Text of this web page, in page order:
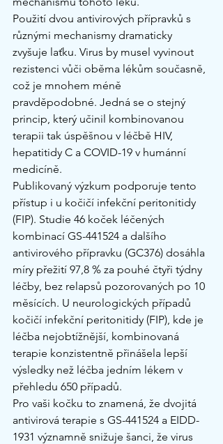
Použití dvou antivirových přípravků s
různými mechanismy dramaticky
zvyšuje laťku. Virus by musel vyvinout
rezistenci vůči oběma lékům současně,
což je mnohem méně
pravděpodobné. Jedná se o stejný
princip, který učinil kombinovanou
terapii tak úspěšnou v léčbě HIV,
hepatitidy C a COVID-19 v humánní
medicíně.
Publikovaný výzkum podporuje tento
přístup i u kočičí infekční peritonitidy
(FIP). Studie 46 koček léčených
kombinací GS-441524 a dalšího
antivirového přípravku (GC376) dosáhla
míry přežití 97,8 % za pouhé čtyři týdny
léčby, bez relapsů pozorovaných po 10
měsících. U neurologických případů
kočičí infekční peritonitidy (FIP), kde je
léčba nejobtížnější, kombinovaná
terapie konzistentně přinášela lepší
výsledky než léčba jedním lékem v
přehledu 650 případů.
Pro vaši kočku to znamená, že dvojitá
antivirová terapie s GS-441524 a EIDD-
1931 významně snižuje šanci, že virus